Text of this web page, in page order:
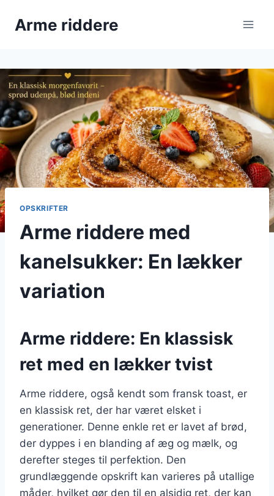
Arme riddere
OPSKRIFTER
Arme riddere med
kanelsukker: En lækker
variation
Arme riddere: En klassisk
ret med en lækker tvist
Arme riddere, også kendt som fransk toast, er
en klassisk ret, der har været elsket i
generationer. Denne enkle ret er lavet af brød,
der dyppes i en blanding af æg og mælk, og
derefter steges til perfektion. Den
grundlæggende opskrift kan varieres på utallige
måder, hvilket gør den til en alsidig ret, der kan